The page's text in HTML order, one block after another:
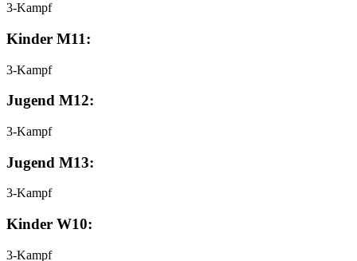
3-Kampf
Kinder M11:
3-Kampf
Jugend M12:
3-Kampf
Jugend M13:
3-Kampf
Kinder W10:
3-Kampf